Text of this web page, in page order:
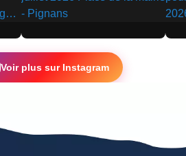
▶ ▶
Voir plus sur Instagram